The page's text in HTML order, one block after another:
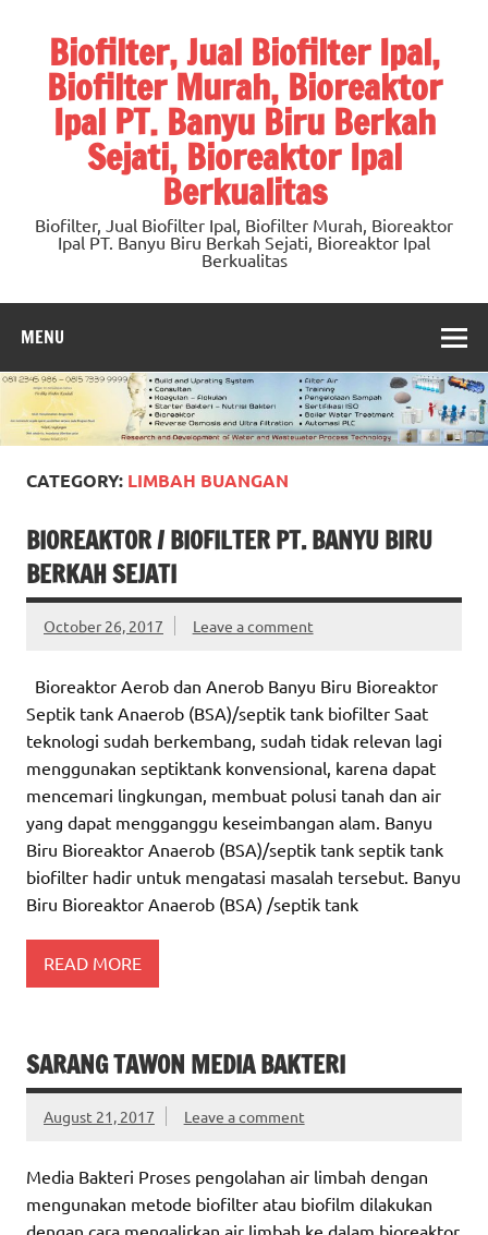
contentBiofilter, Jual Biofilter Ipal,
Biofilter Murah, Bioreaktor
Ipal PT. Banyu Biru Berkah
Sejati, Bioreaktor Ipal
Berkualitas
Biofilter, Jual Biofilter Ipal, Biofilter Murah, Bioreaktor
Ipal PT. Banyu Biru Berkah Sejati, Bioreaktor Ipal
Berkualitas
MENU
CATEGORY: LIMBAH BUANGAN
BIOREAKTOR / BIOFILTER PT. BANYU BIRU
BERKAH SEJATI
October 26, 2017 Leave a comment
Bioreaktor Aerob dan Anerob Banyu Biru Bioreaktor
Septik tank Anaerob (BSA)/septik tank biofilter Saat
teknologi sudah berkembang, sudah tidak relevan lagi
menggunakan septiktank konvensional, karena dapat
mencemari lingkungan, membuat polusi tanah dan air
yang dapat mengganggu keseimbangan alam. Banyu
Biru Bioreaktor Anaerob (BSA)/septik tank septik tank
biofilter hadir untuk mengatasi masalah tersebut. Banyu
Biru Bioreaktor Anaerob (BSA) /septik tank
READ MORE
SARANG TAWON MEDIA BAKTERI
August 21, 2017 Leave a comment
Media Bakteri Proses pengolahan air limbah dengan
mengunakan metode biofilter atau biofilm dilakukan
dengan cara mengalirkan air limbah ke dalam bioreaktor